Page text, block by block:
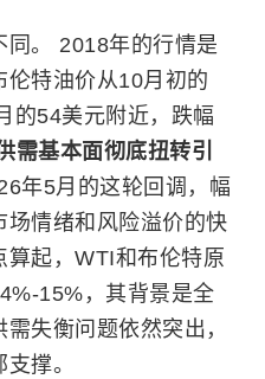
同。 2018年的行情是
伦特油价从10月初的
的54美元附近，跌幅
需基本面彻底扭转引
年5月的这轮回调，幅
场情绪和风险溢价的快
起，WTI和布伦特原
15%，其背景是全
失衡问题依然突出，
撑。